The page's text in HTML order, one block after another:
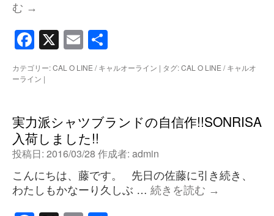
む →
Facebook
X Email
カテゴリー:CAL O LINE / キャルオーライン | タグ:CAL O LINE / キャルオ
ーライン |
実力派シャツブランドの自信作!!SONRISA
入荷しました!!
投稿日: 2016/03/28 作成者: admin
こんにちは、藤です。 先日の佐藤に引き続き、
わたしもかなーり久しぶ … 続きを読む →